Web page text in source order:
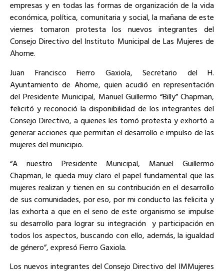
empresas y en todas las formas de organización de la vida
económica, política, comunitaria y social, la mañana de este
viernes tomaron protesta los nuevos integrantes del
Consejo Directivo del Instituto Municipal de Las Mujeres de
Ahome.
Juan Francisco Fierro Gaxiola, Secretario del H.
Ayuntamiento de Ahome, quien acudió en representación
del Presidente Municipal, Manuel Guillermo “Billy” Chapman,
felicitó y reconoció la disponibilidad de los integrantes del
Consejo Directivo, a quienes les tomó protesta y exhortó a
generar acciones que permitan el desarrollo e impulso de las
mujeres del municipio.
“A nuestro Presidente Municipal, Manuel Guillermo
Chapman, le queda muy claro el papel fundamental que las
mujeres realizan y tienen en su contribución en el desarrollo
de sus comunidades, por eso, por mi conducto las felicita y
las exhorta a que en el seno de este organismo se impulse
su desarrollo para lograr su integración y participación en
todos los aspectos, buscando con ello, además, la igualdad
de género”, expresó Fierro Gaxiola.
Los nuevos integrantes del Consejo Directivo del IMMujeres